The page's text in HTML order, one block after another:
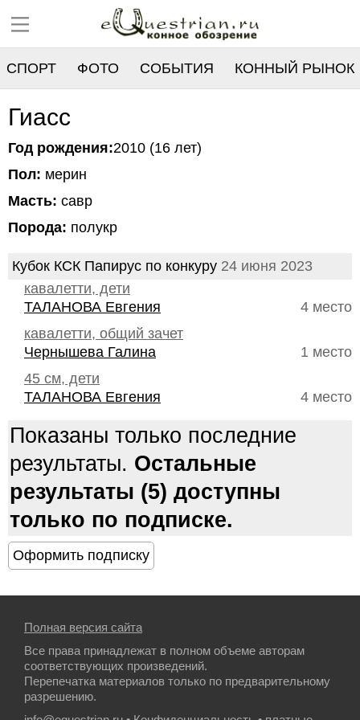
СПОРТ ФОТО СОБЫТИЯ КОННЫЙ РЫНОК
РЕЕСТР
Гиасс
Год рождения:2010 (16 лет)
Пол: мерин
Масть: савр
Порода: полукр
Кубок КСК Папирус по конкуру 24 июня 2023
кавалетти, дети
4 место
ТАЛАНОВА Евгения
кавалетти, общий зачет
1 место
Чернышева Галина
45 см, дети
4 место
ТАЛАНОВА Евгения
Показаны только последние
результаты. Остальные
результаты (5) доступны
только по подписке.
Полная версия сайта
Все права принадлежат в полном объеме авторам
соответствующих произведений.
Перепечатка материалов только по предварительному
разрешению.